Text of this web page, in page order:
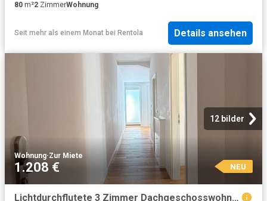
80 m²2 ZimmerWohnung
Seit mehr als einem Monat bei Rentola Details ansehen
12 bilder
Wohnung·Zur Miete
1.208 € NEU
Lichtdurchflutete 3 Zimmer Dachgeschosswohnung mit großzügigem Sonnenbalkon